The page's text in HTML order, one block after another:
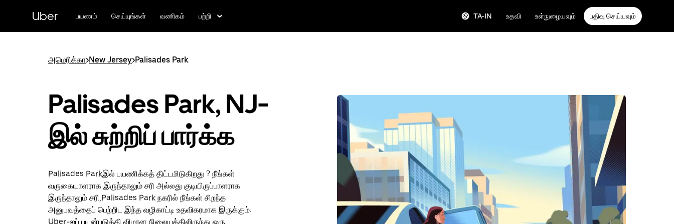
பக்கத்திற்குச்Uber பயணம் செய்யுங்கள் வணிகம் பற்றி TA-IN உதவி உள்நுழையவும் பதிவு செய்யவும்
அமெரிக்கா>New Jersey>Palisades Park
Palisades Park, NJ-
இல் சுற்றிப் பார்க்க
Palisades Parkஇல் பயணிக்கத் திட்டமிடுகிறது ? நீங்கள்
வருகையாளராக இருந்தாலும் சரி அல்லது குடியிருப்பாளராக
இருந்தாலும் சரி,Palisades Park நகரில் நீங்கள் சிறந்த
அனுபவத்தைப் பெற்றிட இந்த வழிகாட்டி உதவிகரமாக இருக்கும்.
Uber-ஐப் பயன்படுத்தி விமான நிலையத்திலிருந்து ஒரு